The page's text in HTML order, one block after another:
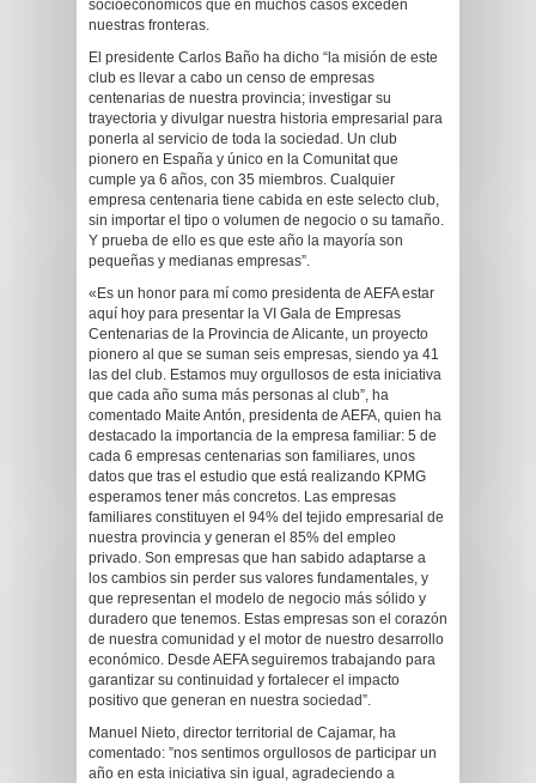
socioeconómicos que en muchos casos exceden
nuestras fronteras.
El presidente Carlos Baño ha dicho “la misión de este
club es llevar a cabo un censo de empresas
centenarias de nuestra provincia; investigar su
trayectoria y divulgar nuestra historia empresarial para
ponerla al servicio de toda la sociedad. Un club
pionero en España y único en la Comunitat que
cumple ya 6 años, con 35 miembros. Cualquier
empresa centenaria tiene cabida en este selecto club,
sin importar el tipo o volumen de negocio o su tamaño.
Y prueba de ello es que este año la mayoría son
pequeñas y medianas empresas”.
«Es un honor para mí como presidenta de AEFA estar
aquí hoy para presentar la VI Gala de Empresas
Centenarias de la Provincia de Alicante, un proyecto
pionero al que se suman seis empresas, siendo ya 41
las del club. Estamos muy orgullosos de esta iniciativa
que cada año suma más personas al club”, ha
comentado Maite Antón, presidenta de AEFA, quien ha
destacado la importancia de la empresa familiar: 5 de
cada 6 empresas centenarias son familiares, unos
datos que tras el estudio que está realizando KPMG
esperamos tener más concretos. Las empresas
familiares constituyen el 94% del tejido empresarial de
nuestra provincia y generan el 85% del empleo
privado. Son empresas que han sabido adaptarse a
los cambios sin perder sus valores fundamentales, y
que representan el modelo de negocio más sólido y
duradero que tenemos. Estas empresas son el corazón
de nuestra comunidad y el motor de nuestro desarrollo
económico. Desde AEFA seguiremos trabajando para
garantizar su continuidad y fortalecer el impacto
positivo que generan en nuestra sociedad”.
Manuel Nieto, director territorial de Cajamar, ha
comentado: ”nos sentimos orgullosos de participar un
año en esta iniciativa sin igual, agradeciendo a